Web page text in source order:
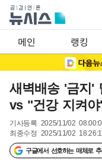
메인 랭킹
새벽배송 '금지'
vs "건강 지켜
기사등록 2025/11/02
최종수정 2025/11/02
구글에서 선호하는 매체로 추